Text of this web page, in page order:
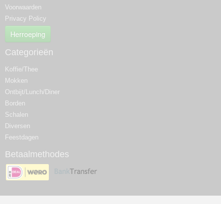
Voorwaarden
Privacy Policy
Herroeping
Categorieën
Koffie/Thee
Mokken
Ontbijt/Lunch/Diner
Borden
Schalen
Diversen
Feestdagen
Betaalmethodes